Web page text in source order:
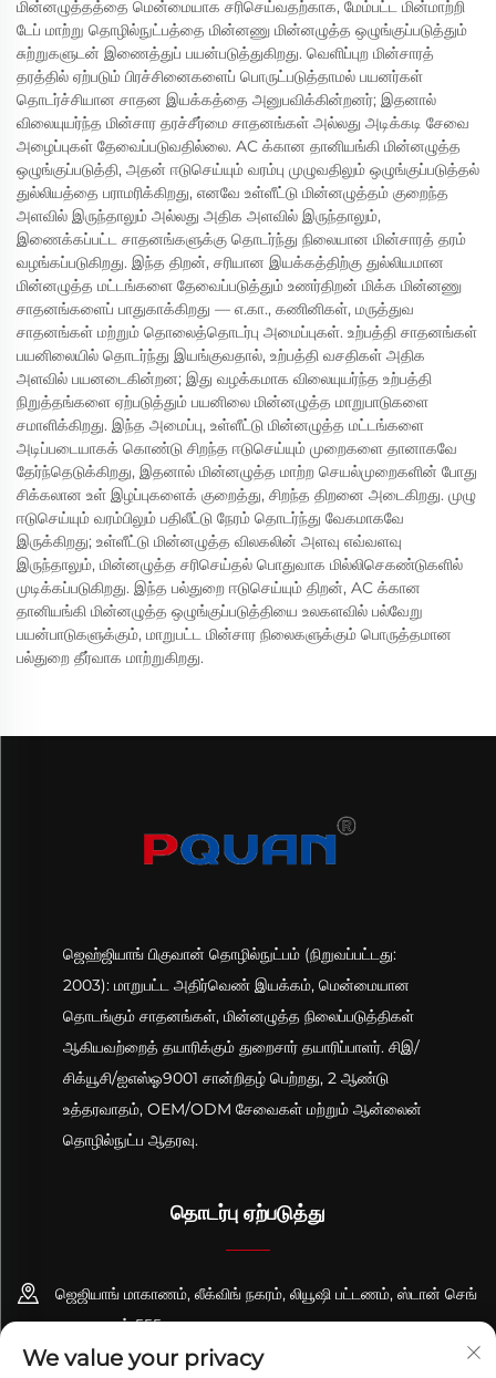
மின்னழுத்தத்தை மென்மையாக சரிசெய்வதற்காக, மேம்பட்ட மின்மாற்றி
டேப் மாற்று தொழில்நுட்பத்தை மின்னணு மின்னழுத்த ஒழுங்குப்படுத்தும்
சுற்றுகளுடன் இணைத்துப் பயன்படுத்துகிறது. வெளிப்புற மின்சாரத்
தரத்தில் ஏற்படும் பிரச்சினைகளைப் பொருட்படுத்தாமல் பயனர்கள்
தொடர்ச்சியான சாதன இயக்கத்தை அனுபவிக்கின்றனர்; இதனால்
விலையுயர்ந்த மின்சார தரச்சீர்மை சாதனங்கள் அல்லது அடிக்கடி சேவை
அழைப்புகள் தேவைப்படுவதில்லை. AC க்கான தானியங்கி மின்னழுத்த
ஒழுங்குப்படுத்தி, அதன் ஈடுசெய்யும் வரம்பு முழுவதிலும் ஒழுங்குப்படுத்தல்
துல்லியத்தை பராமரிக்கிறது, எனவே உள்ளீட்டு மின்னழுத்தம் குறைந்த
அளவில் இருந்தாலும் அல்லது அதிக அளவில் இருந்தாலும்,
இணைக்கப்பட்ட சாதனங்களுக்கு தொடர்ந்து நிலையான மின்சாரத் தரம்
வழங்கப்படுகிறது. இந்த திறன், சரியான இயக்கத்திற்கு துல்லியமான
மின்னழுத்த மட்டங்களை தேவைப்படுத்தும் உணர்திறன் மிக்க மின்னணு
சாதனங்களைப் பாதுகாக்கிறது — எ.கா., கணினிகள், மருத்துவ
சாதனங்கள் மற்றும் தொலைத்தொடர்பு அமைப்புகள். உற்பத்தி சாதனங்கள்
பயனிலையில் தொடர்ந்து இயங்குவதால், உற்பத்தி வசதிகள் அதிக
அளவில் பயனடைகின்றன; இது வழக்கமாக விலையுயர்ந்த உற்பத்தி
நிறுத்தங்களை ஏற்படுத்தும் பயனிலை மின்னழுத்த மாறுபாடுகளை
சமாளிக்கிறது. இந்த அமைப்பு, உள்ளீட்டு மின்னழுத்த மட்டங்களை
அடிப்படையாகக் கொண்டு சிறந்த ஈடுசெய்யும் முறைகளை தானாகவே
தேர்ந்தெடுக்கிறது, இதனால் மின்னழுத்த மாற்ற செயல்முறைகளின் போது
சிக்கலான உள் இழப்புகளைக் குறைத்து, சிறந்த திறனை அடைகிறது. முழு
ஈடுசெய்யும் வரம்பிலும் பதிலீட்டு நேரம் தொடர்ந்து வேகமாகவே
இருக்கிறது; உள்ளீட்டு மின்னழுத்த விலகலின் அளவு எவ்வளவு
இருந்தாலும், மின்னழுத்த சரிசெய்தல் பொதுவாக மில்லிசெகண்டுகளில்
முடிக்கப்படுகிறது. இந்த பல்துறை ஈடுசெய்யும் திறன், AC க்கான
தானியங்கி மின்னழுத்த ஒழுங்குப்படுத்தியை உலகளவில் பல்வேறு
பயன்பாடுகளுக்கும், மாறுபட்ட மின்சார நிலைகளுக்கும் பொருத்தமான
பல்துறை தீர்வாக மாற்றுகிறது.
ஜெஹ்ஜியாங் பிகுவான் தொழில்நுட்பம் (நிறுவப்பட்டது:
2003): மாறுபட்ட அதிர்வெண் இயக்கம், மென்மையான
தொடங்கும் சாதனங்கள், மின்னழுத்த நிலைப்படுத்திகள்
ஆகியவற்றைத் தயாரிக்கும் துறைசார் தயாரிப்பாளர். சிஇ/
சிக்யூசி/ஐஎஸ்ஓ9001 சான்றிதழ் பெற்றது, 2 ஆண்டு
உத்தரவாதம், OEM/ODM சேவைகள் மற்றும் ஆன்லைன்
தொழில்நுட்ப ஆதரவு.
தொடர்பு ஏற்படுத்து
ஜெஜியாங் மாகாணம், லீக்விங் நகரம், லியூஷி பட்டணம், ஸ்டான் செங்
சாலை, எண் 555
We value your privacy